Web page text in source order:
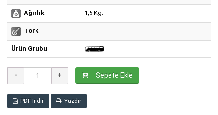
Ağırlık 1,5 Kg.
Tork
Ürün Grubu
Sepete Ekle
PDF İndir Yazdır